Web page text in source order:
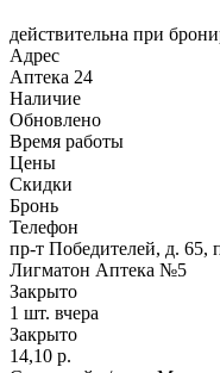
действительна при
Адрес
Аптека 24
Наличие
Обновлено
Время работы
Цены
Скидки
Бронь
Телефон
пр-т Победителей, д.
Лигматон Аптека №5
Закрыто
1 шт. вчера
Закрыто
14,10 р.